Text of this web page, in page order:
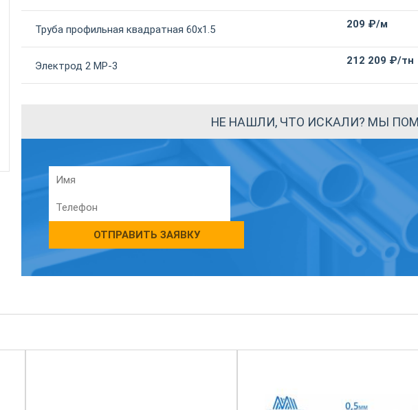
Труба профильная квадратная 60х1.5 209 ₽/м
Электрод 2 МР-3 212 209 ₽/тн
НЕ НАШЛИ, ЧТО ИСКАЛИ? МЫ
ОТПРАВИТЬ ЗАЯВКУ